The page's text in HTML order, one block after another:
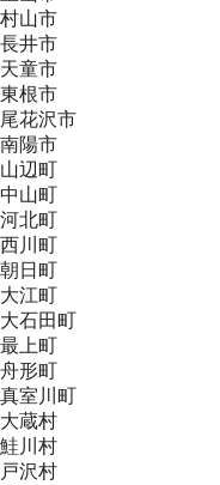
村山市
長井市
天童市
東根市
尾花沢市
南陽市
山辺町
中山町
河北町
西川町
朝日町
大江町
大石田町
最上町
舟形町
真室川町
大蔵村
鮭川村
戸沢村